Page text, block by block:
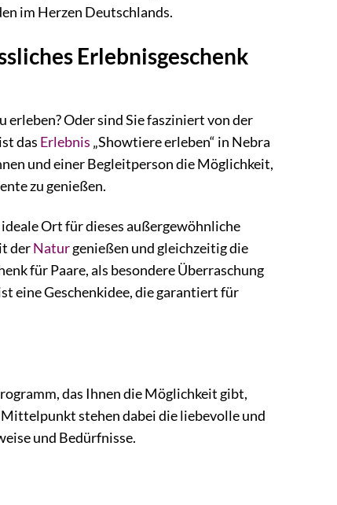
im Herzen Deutschlands.
Erlebnisgeschenk
erleben? Oder sind Sie fasziniert von der
das Erlebnis „Showtiere erleben“ in Nebra
und einer Begleitperson die Möglichkeit,
zu genießen.
Ort für dieses außergewöhnliche
derNaturgenießen und gleichzeitig die
für Paare, als besondere Überraschung
eine Geschenkidee, die garantiert für
das Ihnen die Möglichkeit gibt,
stehen dabei die liebevolle und
und Bedürfnisse.